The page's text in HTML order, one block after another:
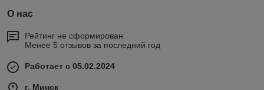
О нас
Рейтинг не сформирован
Менее 5 отзывов за последний год
Работает с 05.02.2024
г. Минск